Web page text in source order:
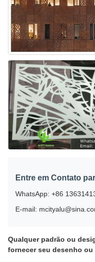
Entre em Contato
WhatsApp: +86
E-mail:
Qualquer padrão ou
fornecer seu desenho ou